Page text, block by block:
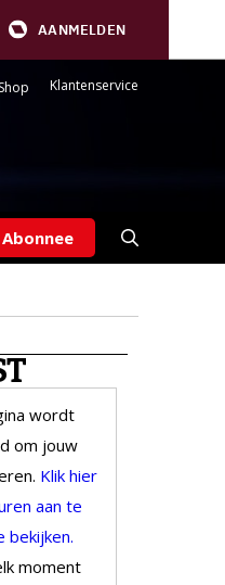
AANMELDEN
Shop Klantenservice
wordt
om jouw
Klik hier
aan te
bekijken.
moment